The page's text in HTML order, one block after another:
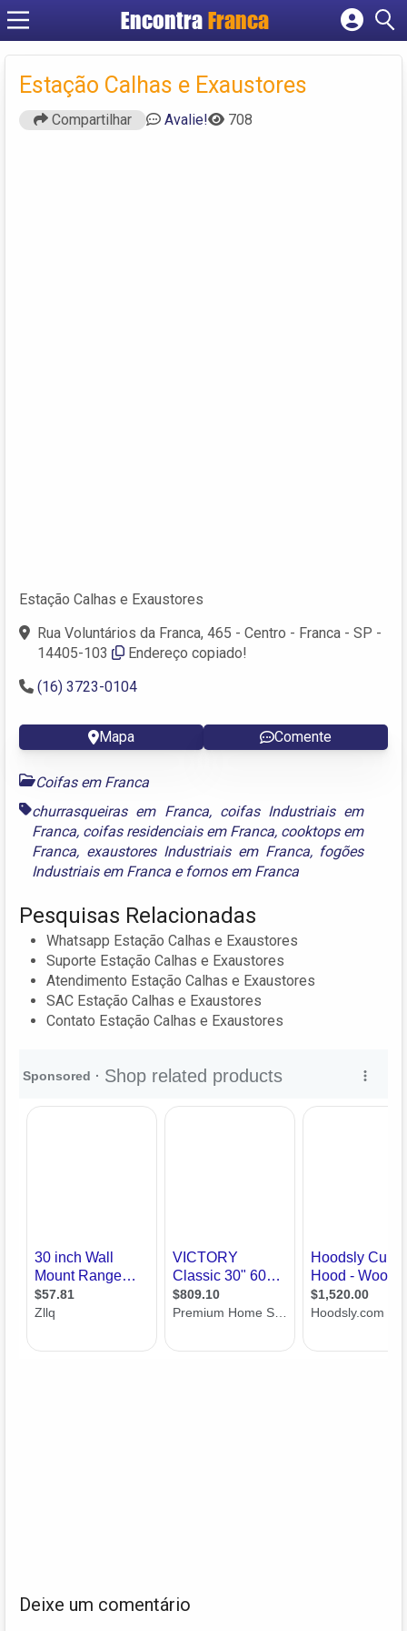
Encontra Franca
Cadastrar empresa
Criar conta
Estação Calhas e Exaustores
Compartilhar Avalie! 708
Estação Calhas e Exaustores
Rua Voluntários da Franca, 465 - Centro - Franca - SP -
14405-103
Endereço copiado!
(16) 3723-0104
Mapa Comente
Coifas em Franca
churrasqueiras em Franca, coifas Industriais em
Franca, coifas residenciais em Franca, cooktops em
Franca, exaustores Industriais em Franca, fogões
Industriais em Franca e fornos em Franca
Pesquisas Relacionadas
Whatsapp Estação Calhas e Exaustores
Suporte Estação Calhas e Exaustores
Atendimento Estação Calhas e Exaustores
SAC Estação Calhas e Exaustores
Contato Estação Calhas e Exaustores
Deixe um comentário